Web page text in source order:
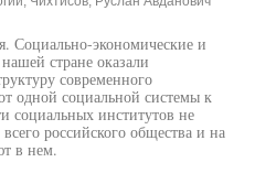
Социально-экономические и
стране оказали
современного
одной социальной системы к
социальных институтов не
российского общества и на
в нем.